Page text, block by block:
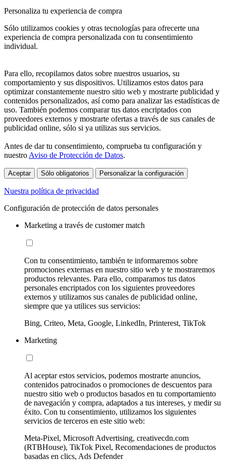
Personaliza tu experiencia de compra
Sólo utilizamos cookies y otras tecnologías para ofrecerte una
experiencia de compra personalizada con tu consentimiento
individual.
Para ello, recopilamos datos sobre nuestros usuarios, su
comportamiento y sus dispositivos. Utilizamos estos datos para
optimizar constantemente nuestro sitio web y mostrarte publicidad y
contenidos personalizados, así como para analizar las estadísticas de
uso. También podemos comparar tus datos encriptados con
proveedores externos y mostrarte ofertas a través de sus canales de
publicidad online, sólo si ya utilizas sus servicios.
Antes de dar tu consentimiento, comprueba tu configuración y
nuestro Aviso de Protección de Datos.
Aceptar Sólo obligatorios Personalizar la configuración
Nuestra política de privacidad
Configuración de protección de datos personales
Marketing a través de customer match
Con tu consentimiento, también te informaremos sobre
promociones externas en nuestro sitio web y te mostraremos
productos relevantes. Para ello, comparamos tus datos
personales encriptados con los siguientes proveedores
externos y utilizamos sus canales de publicidad online,
siempre que ya utilices sus servicios:
Bing, Criteo, Meta, Google, LinkedIn, Printerest, TikTok
Marketing
Al aceptar estos servicios, podemos mostrarte anuncios,
contenidos patrocinados o promociones de descuentos para
nuestro sitio web o productos basados en tu comportamiento
de navegación y compra, adaptados a tus intereses, y medir su
éxito. Con tu consentimiento, utilizamos los siguientes
servicios de terceros en este sitio web:
Meta-Pixel, Microsoft Advertising, creativecdn.com
(RTBHouse), TikTok Pixel, Recomendaciones de productos
basadas en clics, Ads Defender